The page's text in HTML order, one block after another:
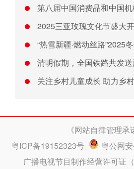
清明假期，全国铁路共发
关注乡村儿童成长 助力乡
《网站自律管理承
粤ICP备19152323号
粤公网
广播电视节目制作经营许可证